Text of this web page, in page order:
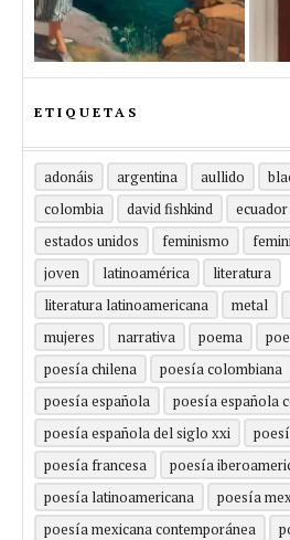
ETIQUETAS
adonáis argentina aullido
colombia
david fishkind ecuador
estados unidos
feminismo
joven
latinoamérica
literatura
literatura latinoamericana
metal
mujeres
narrativa poema
poesía chilena
poesía colombiana
poesía española
poesía española
poesía española del siglo xxi
poesía francesa
poesía
poesía latinoamericana
poesía
poesía mexicana contemporánea